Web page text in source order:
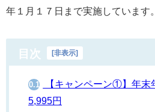
年１月１７日まで実施しています。
目次 [非表示]
0.1
【キャンペーン①】年末
5,995円